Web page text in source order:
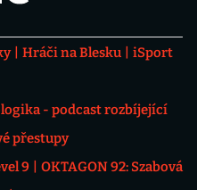
Hráči na Blesku
iSport
- podcast rozbíjející
přestupy
9
OKTAGON 92: Szabová